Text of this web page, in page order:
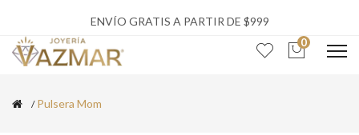
ENVÍO GRATIS A PARTIR DE $999
0
Pulsera Mom